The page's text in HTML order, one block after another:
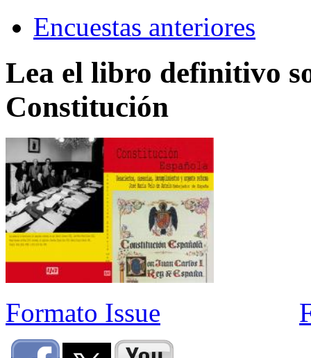
Encuestas anteriores
Lea el libro definitivo
Constitución
Formato Issue